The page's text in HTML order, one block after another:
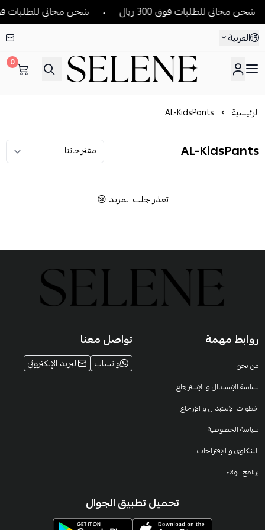
شحن مجاني للطلبات فوق 300 ريال شحن مجاني للطلبات فوق 300
العربية
SELENE
0
الرئيسية AL-KidsPants
AL-KidsPants
تعذر جلب المزيد 😢
روابط مهمة
من نحن
سياسة الإستبدال و الإسترجاع
خطوات الإستبدال و الإرجاع
سياسة الخصوصية
الشكاوى و الإقتراحات
برنامج الولاء
تواصل معنا
واتساب البريد الإلكتروني
تحميل تطبيق الجوال